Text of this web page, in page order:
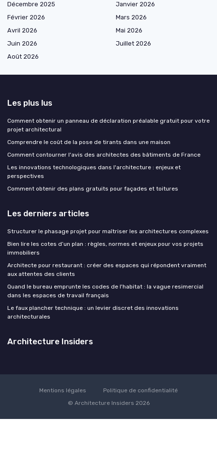
Décembre 2025
Janvier 2026
Février 2026
Mars 2026
Avril 2026
Mai 2026
Juin 2026
Juillet 2026
Août 2026
Les plus lus
Comment obtenir un panneau de déclaration préalable gratuit pour votre
projet architectural
Comprendre le coût de la pose de tirants dans une maison
Comment contourner l'avis des architectes des bâtiments de France
Les innovations technologiques dans l'architecture : enjeux et
perspectives
Comment obtenir des plans gratuits pour façades et toitures
Les derniers articles
Structurer le phasage projet pour maîtriser les architectures complexes
Bien lire les cotes d’un plan : règles, normes et enjeux pour vos projets
immobiliers
Architecte pour restaurant : créer des espaces qui répondent vraiment
aux attentes des clients
Quand le bureau emprunte les codes de l'habitat : la vague resimercial
dans les espaces de travail français
Le faux plancher technique : un levier discret des innovations
architecturales
Architecture Insiders
Mentions légales
Politique de confidentialité
© Architecture Insiders 2026